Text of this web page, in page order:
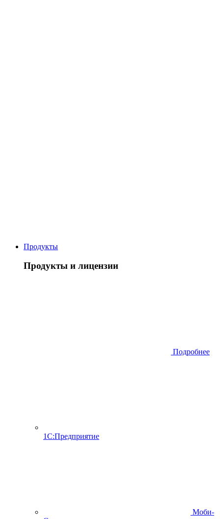
Продукты
Продукты и лицензии
Подробнее
1С:Предприятие
Моби-